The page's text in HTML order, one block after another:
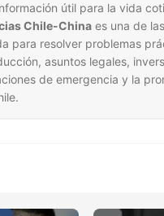
útil para la vida
Chile-China es una de
para resolver problemas
asuntos legales,
de emergencia y la